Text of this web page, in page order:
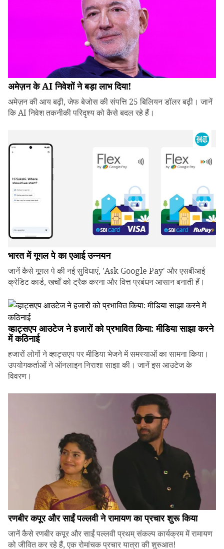
अमेज़न के AI निवेशों ने बड़ा लाभ दिया!
अमेज़न की आय बढ़ी, जेफ बेजोस की संपत्ति 25 बिलियन डॉलर बढ़ी। जानें
कि AI निवेश तकनीकी परिदृश्य को कैसे बदल रहे हैं।
भारत में गूगल पे का एआई उन्नयन
जानें कैसे गूगल पे की नई सुविधाएं, 'Ask Google Pay' और एसबीआई
क्रेडिट कार्ड, खर्चों को ट्रैक करना और वित्त प्रबंधन आसान बनाती हैं।
व्हाट्सएप आउटेज ने हजारों को प्रभावित किया: मीडिया साझा करने
में कठिनाई
हजारों लोगों ने व्हाट्सएप पर मीडिया भेजने में समस्याओं का सामना किया।
उपयोगकर्ताओं ने ऑनलाइन निराशा साझा की। जानें इस आउटेज के
विवरण।
रणबीर कपूर और साईं पल्लवी ने रामायण का प्रचार शुरू किया
जानें कैसे रणबीर कपूर और साईं पल्लवी प्रथम् संकल्प कार्यक्रम में रामायण
को जीवित कर रहे हैं, एक रोमांचक प्रचार यात्रा की शुरुआत!